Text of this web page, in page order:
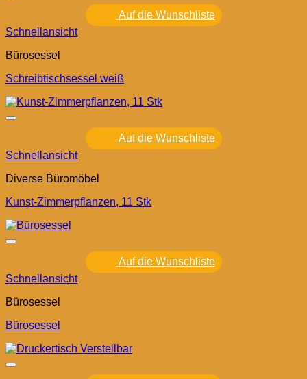
Auf die Wunschliste
Schnellansicht
Bürosessel
Schreibtischsessel weiß
Auf die Wunschliste
Schnellansicht
Diverse Büromöbel
Kunst-Zimmerpflanzen, 11 Stk
Auf die Wunschliste
Schnellansicht
Bürosessel
Bürosessel